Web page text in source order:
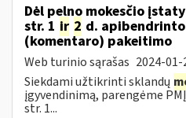
Dėl pelno mokesčio
str. 1 ir 2 d.
(komentaro) pakeitimo
Web turinio sąrašas 2024-01-
Siekdami užtikrinti sklandų
įgyvendinimą, parengėme
str. 1...